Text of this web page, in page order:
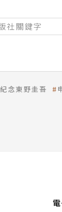
紀念東野圭吾